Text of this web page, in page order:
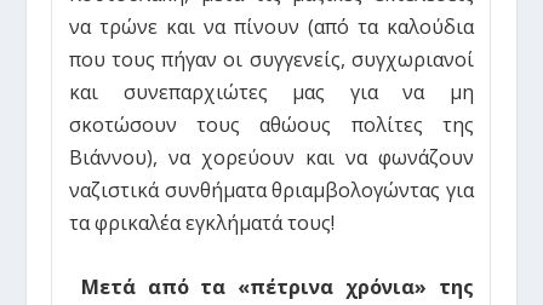
να τρώνε και να πίνουν (από τα καλούδια
που τους πήγαν οι συγγενείς, συγχωριανοί
και συνεπαρχιώτες μας για να μη
σκοτώσουν τους αθώους πολίτες της
Βιάννου), να χορεύουν και να φωνάζουν
ναζιστικά συνθήματα θριαμβολογώντας για
τα φρικαλέα εγκλήματά τους!
Μετά από τα «πέτρινα χρόνια» της